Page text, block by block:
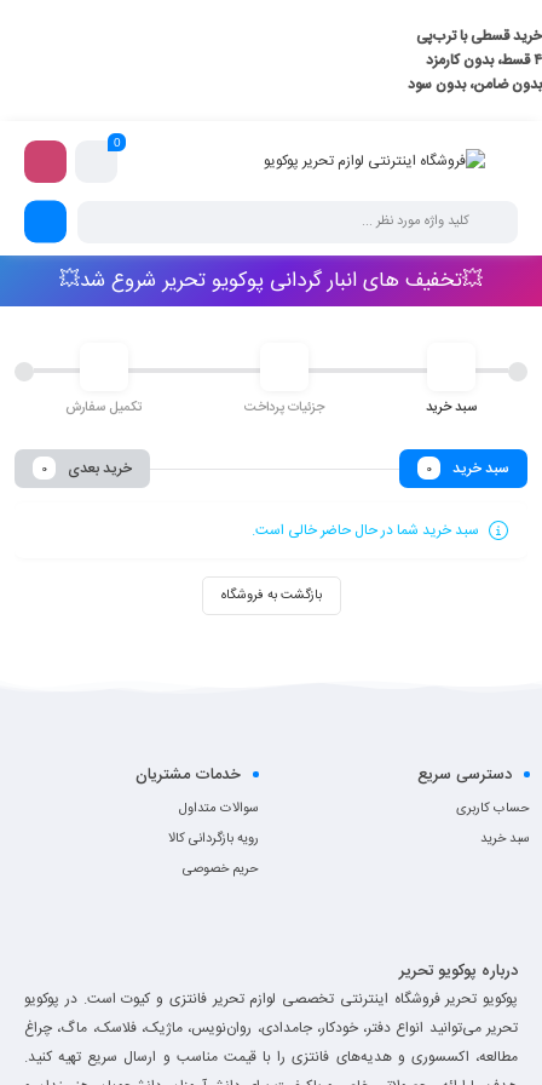
خرید قسطی با ترب‌پی
۴ قسط، بدون کارمزد
بدون ضامن، بدون سود
0
💥تخفیف های انبار گردانی پوکویو تحریر شروع شد💥
سبد خرید جزئیات پرداخت تکمیل سفارش
سبد خرید 0 خرید بعدی 0
سبد خرید شما در حال حاضر خالی است.
بازگشت به فروشگاه
دسترسی سریع
حساب کاربری
سبد خرید
خدمات مشتریان
سوالات متداول
رویه بازگردانی کالا
حریم خصوصی
درباره پوکویو تحریر
پوکویو تحریر فروشگاه اینترنتی تخصصی لوازم تحریر فانتزی و کیوت است. در پوکویو
تحریر می‌توانید انواع دفتر، خودکار، جامدادی، روان‌نویس، ماژیک، فلاسک، ماگ، چراغ
مطالعه، اکسسوری و هدیه‌های فانتزی را با قیمت مناسب و ارسال سریع تهیه کنید.